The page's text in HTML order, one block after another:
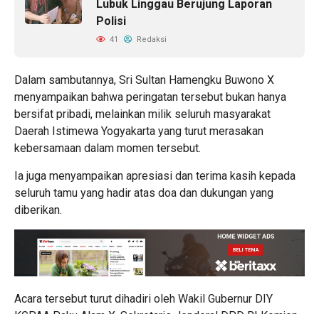
Lubuk Linggau Berujung Laporan
Polisi
41 Redaksi
Dalam sambutannya, Sri Sultan Hamengku Buwono X
menyampaikan bahwa peringatan tersebut bukan hanya
bersifat pribadi, melainkan milik seluruh masyarakat
Daerah Istimewa Yogyakarta yang turut merasakan
kebersamaan dalam momen tersebut.
Ia juga menyampaikan apresiasi dan terima kasih kepada
seluruh tamu yang hadir atas doa dan dukungan yang
diberikan.
Acara tersebut turut dihadiri oleh Wakil Gubernur DIY